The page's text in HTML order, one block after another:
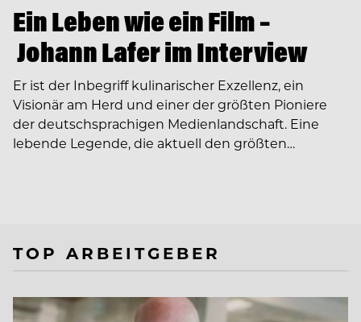
Ein Leben wie ein Film –
Johann Lafer im Interview
Er ist der Inbegriff kulinarischer Exzellenz, ein
Visionär am Herd und einer der größten Pioniere
der deutschsprachigen Medienlandschaft. Eine
lebende Legende, die aktuell den größten…
TOP ARBEITGEBER